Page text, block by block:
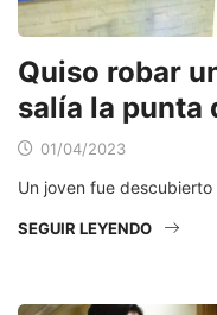
Quiso robar
salía la punta
01/04/2023
Un joven fue
SEGUIR LEYENDO